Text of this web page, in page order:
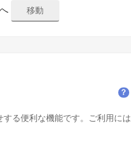
？
る便利な機能です。ご利用には